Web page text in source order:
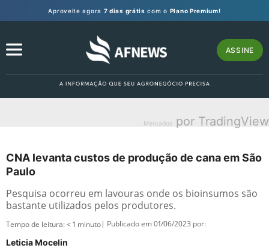
Aproveite agora 7 dias grátis com o Plano Premium!
ASSINE
Mercados por TradingView
CNA levanta custos de produção de cana em São
Paulo
Pesquisa ocorreu em lavouras onde os bioinsumos são
bastante utilizados pelos produtores.
Tempo de leitura:< 1 minuto| Publicado em 01/06/2023 por:
Leticia Mocelin